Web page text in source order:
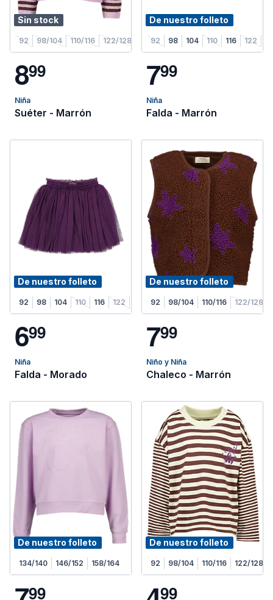
Sin stock
92 98/104 110/116 122/128
899
Niña
Suéter - Marrón
De nuestro folleto
92 98 104 110 116 122
799
Niña
Falda - Marrón
De nuestro folleto
92 98 104 110 116 122
699
Niña
Falda - Morado
De nuestro folleto
92 98/104 110/116 122/128
799
Niño y Niña
Chaleco - Marrón
De nuestro folleto
134/140 146/152 158/164
99
De nuestro folleto
92 98/104 110/116 122/128
99